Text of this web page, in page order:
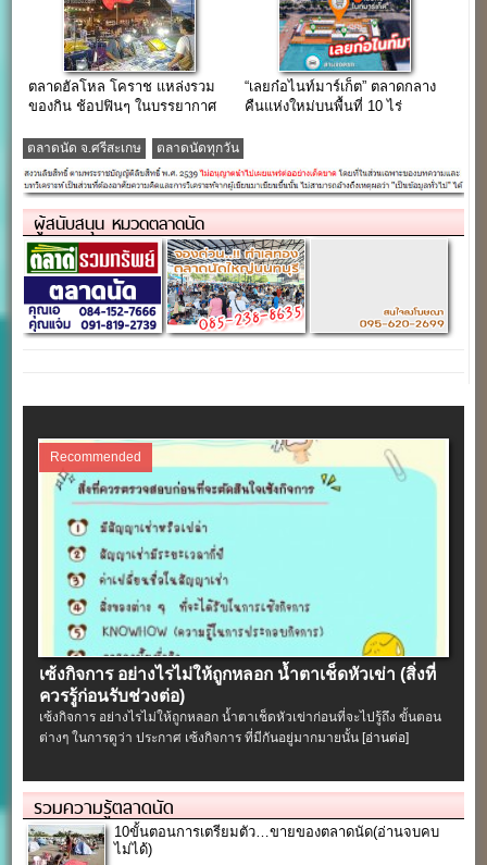
ตลาดฮัลโหล โคราช แหล่งรวม
ของกิน ช้อปฟินๆ ในบรรยากาศ
“เลยก๋อไนท์มาร์เก็ต” ตลาดกลาง
คืนแห่งใหม่บนพื้นที่ 10 ไร่
ตลาดนัด จ.ศรีสะเกษ ตลาดนัดทุกวัน
ผู้สนับสนุน หมวดตลาดนัด
Recommended
เซ้งกิจการ อย่างไรไม่ให้ถูกหลอก น้ำตาเช็ดหัวเข่า (สิ่งที่
ควรรู้ก่อนรับช่วงต่อ)
เซ้งกิจการ อย่างไรไม่ให้ถูกหลอก น้ำตาเช็ดหัวเข่าก่อนที่จะไปรู้ถึง ขั้นตอน
ต่างๆ ในการดูว่า ประกาศ เซ้งกิจการ ที่มีกันอยู่มากมายนั้น[อ่านต่อ]
รวมความรู้ตลาดนัด
10ขั้นตอนการเตรียมตัว…ขายของตลาดนัด(อ่านจบคบ
ไม่ได้)